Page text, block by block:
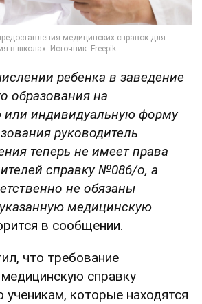
ребенка в заведение
образования на
или индивидуальную форму
руководитель
теперь не имеет права
справку №086/о, а
не обязаны
медицинскую
в сообщении.
что требование
справку
ученикам, которые находятся